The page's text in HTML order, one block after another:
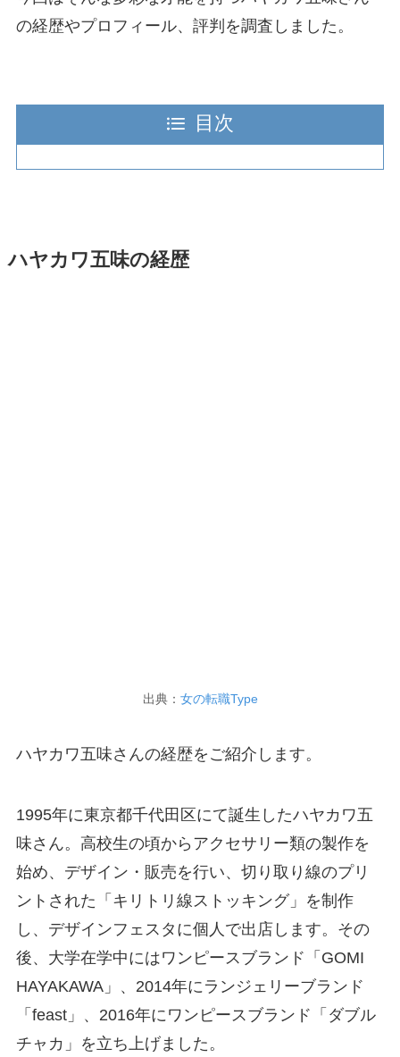
の経歴やプロフィール、評判を調査しました。
目次
ハヤカワ五味の経歴
出典： 女の転職Type
ハヤカワ五味さんの経歴をご紹介します。
1995年に東京都千代田区にて誕生したハヤカワ五
味さん。高校生の頃からアクセサリー類の製作を
始め、デザイン・販売を行い、切り取り線のプリ
ントされた「キリトリ線ストッキング」を制作
し、デザインフェスタに個人で出店します。その
後、大学在学中にはワンピースブランド「GOMI
HAYAKAWA」、2014年にランジェリーブランド
「feast」、2016年にワンピースブランド「ダブル
チャカ」を立ち上げました。